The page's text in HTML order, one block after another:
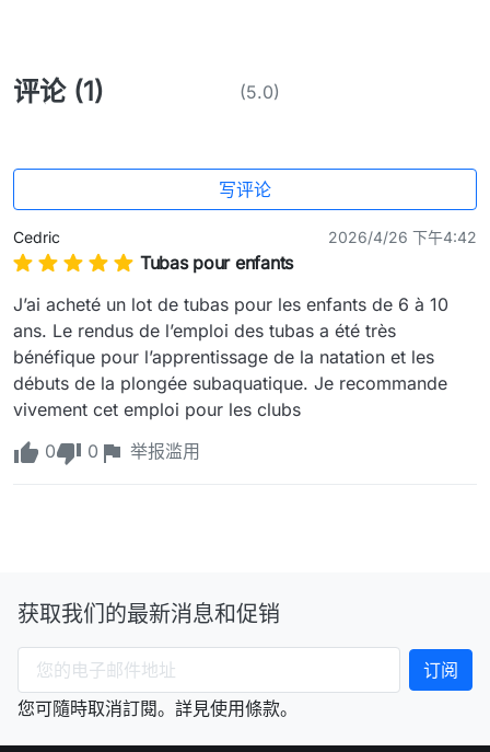
评论 (1) (5.0)
写评论
Cedric 2026/4/26 下午4:42
Tubas pour enfants
J’ai acheté un lot de tubas pour les enfants de 6 à 10
ans. Le rendus de l’emploi des tubas a été très
bénéfique pour l’apprentissage de la natation et les
débuts de la plongée subaquatique. Je recommande
vivement cet emploi pour les clubs
0
0 举报滥用
获取我们的最新消息和促销
您可隨時取消訂閱。詳見使用條款。